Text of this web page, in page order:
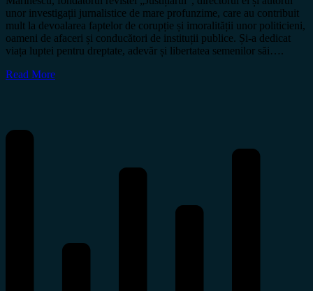
unor investigații jurnalistice de mare profunzime, care au contribuit
mult la devoalarea faptelor de corupție și imoralității unor politicieni,
oameni de afaceri și conducători de instituții publice. Și-a dedicat
viața luptei pentru dreptate, adevăr și libertatea semenilor săi….
Read More